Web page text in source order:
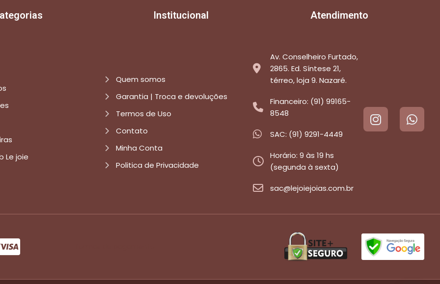
Institucional Atendimento
Le joie
Quem somos
Garantia | Troca e devoluções
Termos de Uso
Contato
Minha Conta
Politica de Privacidade
Av. Conselheiro Furtado,
2865. Ed. Síntese 21,
térreo, loja 9. Nazaré.
Financeiro: (91) 99165-
8548
SAC: (91) 9291-4449
Horário: 9 às 19 hs
(segunda à sexta)
sac@lejoiejoias.com.br